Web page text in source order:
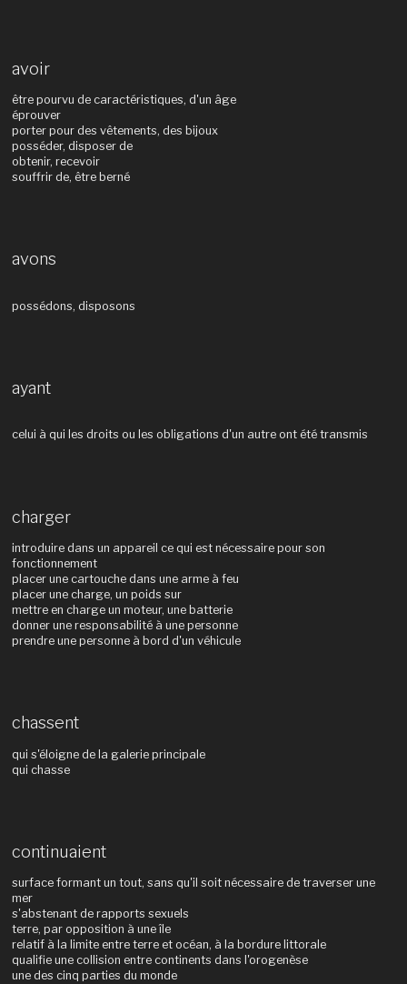
avoir
être pourvu de caractéristiques, d'un âge
éprouver
porter pour des vêtements, des bijoux
posséder, disposer de
obtenir, recevoir
souffrir de, être berné
avons
possédons, disposons
ayant
celui à qui les droits ou les obligations d'un autre ont été transmis
charger
introduire dans un appareil ce qui est nécessaire pour son
fonctionnement
placer une cartouche dans une arme à feu
placer une charge, un poids sur
mettre en charge un moteur, une batterie
donner une responsabilité à une personne
prendre une personne à bord d'un véhicule
chassent
qui s'éloigne de la galerie principale
qui chasse
continuaient
surface formant un tout, sans qu'il soit nécessaire de traverser une
mer
s'abstenant de rapports sexuels
terre, par opposition à une île
relatif à la limite entre terre et océan, à la bordure littorale
qualifie une collision entre continents dans l'orogenèse
une des cinq parties du monde